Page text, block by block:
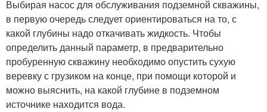
Выбирая насос для обслуживания подземной скважины,
в первую очередь следует ориентироваться на то, с
какой глубины надо откачивать жидкость. Чтобы
определить данный параметр, в предварительно
пробуренную скважину необходимо опустить сухую
веревку с грузиком на конце, при помощи которой и
можно выяснить, на какой глубине в подземном
источнике находится вода.